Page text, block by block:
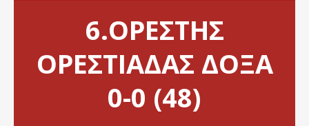
6.ΟΡΕΣΤΗΣ
ΟΡΕΣΤΙΑΔΑΣ ΔΟΞΑ
0-0 (48)